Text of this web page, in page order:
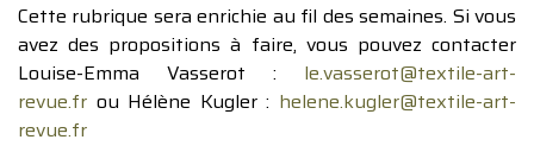
Cette rubrique sera enrichie au fil des semaines. Si vous
avez des propositions à faire, vous pouvez contacter
Louise-Emma Vasserot : le.vasserot@textile-art-
revue.fr ou Hélène Kugler : helene.kugler@textile-art-
revue.fr